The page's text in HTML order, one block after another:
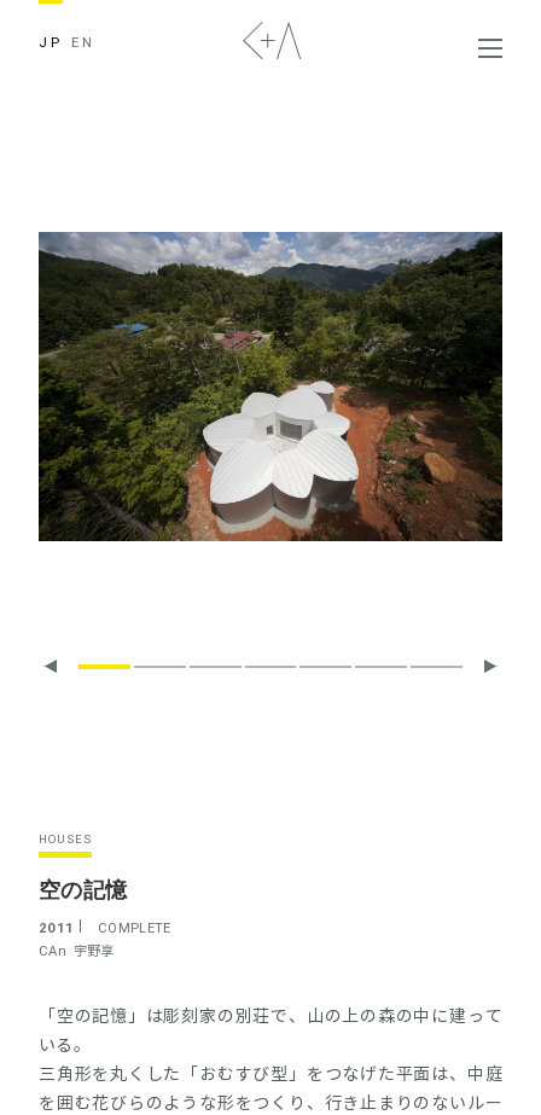
JP EN
HOUSES
空の記憶
2011
COMPLETE
CAn 宇野享
「空の記憶」は彫刻家の別荘で、山の上の森の中に建って
いる。
三角形を丸くした「おむすび型」をつなげた平面は、中庭
を囲む花びらのような形をつくり、行き止まりのないルー